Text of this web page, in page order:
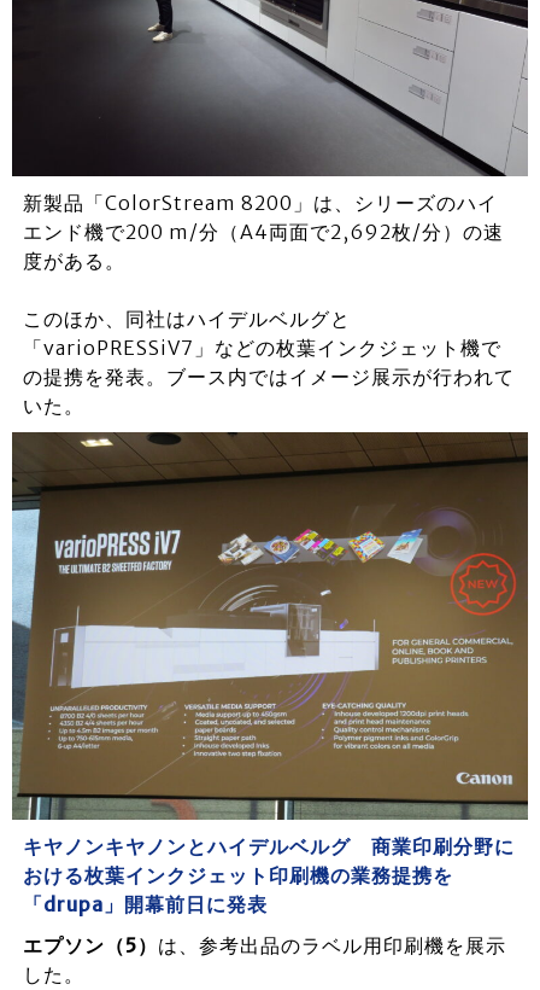
新製品「ColorStream 8200」は、シリーズのハイ
エンド機で200 m/分（A4両面で2,692枚/分）の速
度がある。
このほか、同社はハイデルベルグと
「varioPRESSiV7」などの枚葉インクジェット機で
の提携を発表。ブース内ではイメージ展示が行われて
いた。
キヤノンキヤノンとハイデルベルグ 商業印刷分野に
おける枚葉インクジェット印刷機の業務提携を
「drupa」開幕前日に発表
エプソン（5） は、参考出品のラベル用印刷機を展示
した。